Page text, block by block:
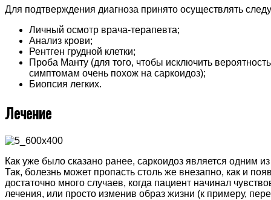
Для подтверждения диагноза принято осуществлять
Личный осмотр врача-терапевта;
Анализ крови;
Рентген грудной клетки;
Проба Манту (для того, чтобы исключить
симптомам очень похож на саркоидоз);
Биопсия легких.
Лечение
Как уже было сказано ранее, саркоидоз является одним
Так, болезнь может пропасть столь же внезапно, как и
достаточно много случаев, когда пациент начинал
лечения, или просто изменив образ жизни (к примеру,